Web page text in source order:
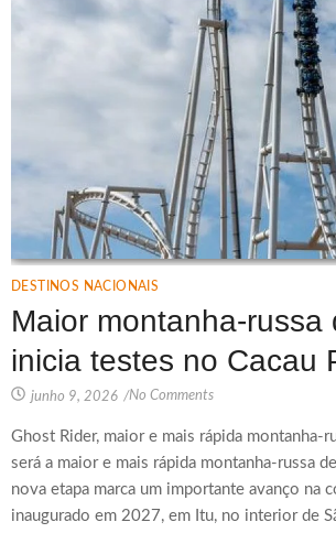
DESTINOS NACIONAIS
Maior montanha-
inicia testes no Cacau
junho 9, 2026 /No Comments
Ghost Rider, maior e mais rápida montanha-
será a maior e mais rápida montanha-russa
nova etapa marca um importante avanço na
inaugurado em 2027, em Itu, no interior de